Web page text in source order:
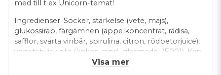
med till t ex Unicorn-temat!
Ingredienser: Socker, stärkelse (vete, majs),
glukossirap, färgämnen (äppelkoncentrat, rädisa,
safflor, svarta vinbär, spirulina, citron, rödbetorjuice),
vegetabilisk olja (kokos, raps), glasmedel (E901). Kan
innehålla spår av soja och nötter.
Visa mer